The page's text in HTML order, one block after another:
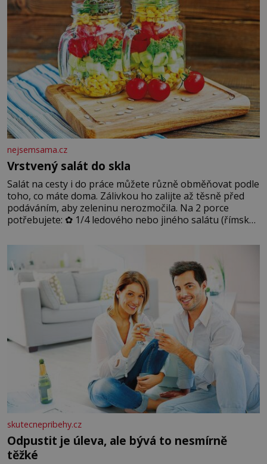
nejsemsama.cz
Vrstvený salát do skla
Salát na cesty i do práce můžete různě obměňovat podle
toho, co máte doma. Zálivkou ho zalijte až těsně před
podáváním, aby zeleninu nerozmočila. Na 2 porce
potřebujete: ✿ 1/4 ledového nebo jiného salátu (římský
okurky ✿ 2 rajčata Zálivka: ✿ 4 lžíce olivového oleje ✿ 1
lžíci citronové šťávy ✿ ½ stroužku
skutecnepribehy.cz
Odpustit je úleva, ale bývá to nesmírně
těžké